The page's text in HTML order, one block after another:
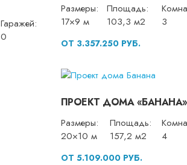
Гаражей:
0
Размеры:
17×9 м
Площадь:
103,3 м2
3
ОТ 3.357.250 РУБ.
ПРОЕКТ ДОМА «БАНАНА»
Размеры:
20×10 м
Площадь:
157,2 м2
4
ОТ 5.109.000 РУБ.